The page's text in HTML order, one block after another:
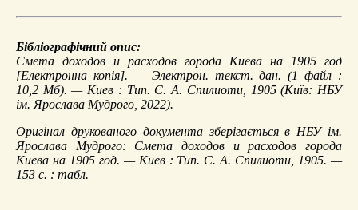
Бібліографічний опис:
Смета доходов и расходов города Киева на 1905 год
[Електронна копія]. — Электрон. текст. дан. (1 файл :
10,2 Мб). — Киев : Тип. С. А. Спилиоти, 1905 (Київ: НБУ
ім. Ярослава Мудрого, 2022).
Оригінал друкованого документа зберігається в НБУ ім.
Ярослава Мудрого: Смета доходов и расходов города
Киева на 1905 год. — Киев : Тип. С. А. Спилиоти, 1905. —
153 с. : табл.